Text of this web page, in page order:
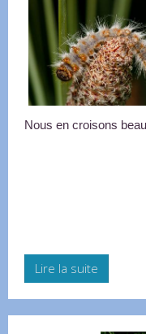
Nous en croisons
Lire la suite